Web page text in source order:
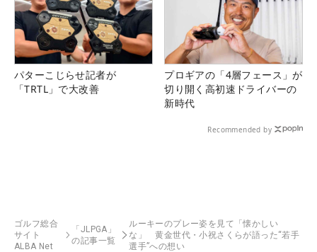
パターこじらせ記者が
「TRTL」で大改善
プロギアの「4層フェース」が
切り開く高初速ドライバーの
新時代
Recommended by
ゴルフ総合
サイト
ALBA Net
「JLPGA」
の記事一覧
ルーキーのプレー姿を見て「懐かしい
な」 黄金世代・小祝さくらが語った“若手
選手”への想い